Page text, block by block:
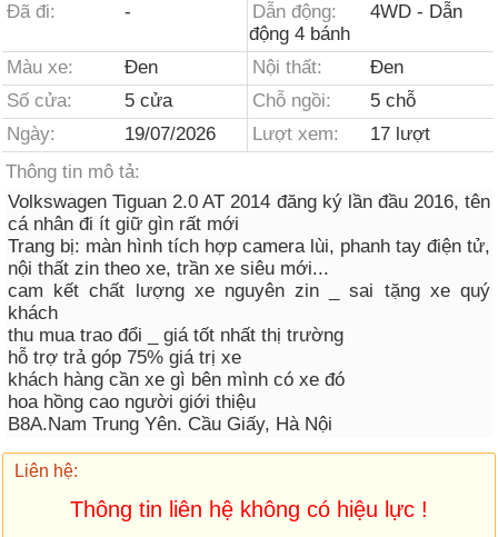
Đã đi:
- Dẫn động:
4WD - Dẫn
động 4 bánh
Màu xe:
Đen Nội thất:
Đen
Số cửa:
5 cửa Chỗ ngồi:
5 chỗ
Ngày:
19/07/2026 Lượt xem:
17 lượt
Thông tin mô tả:
Volkswagen Tiguan 2.0 AT 2014 đăng ký lần đầu 2016, tên
cá nhân đi ít giữ gìn rất mới
Trang bị: màn hình tích hợp camera lùi, phanh tay điện tử,
nội thất zin theo xe, trần xe siêu mới...
cam kết chất lượng xe nguyên zin _ sai tặng xe quý
khách
thu mua trao đổi _ giá tốt nhất thị trường
hỗ trợ trả góp 75% giá trị xe
khách hàng cần xe gì bên mình có xe đó
hoa hồng cao người giới thiệu
B8A.Nam Trung Yên. Cầu Giấy, Hà Nội
Liên hệ:
Thông tin liên hệ không có hiệu lực !